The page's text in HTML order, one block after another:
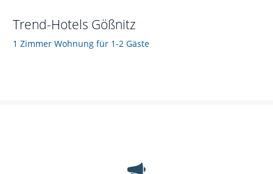
Trend-Hotels Gößnitz
1 Zimmer Wohnung für 1-2 Gäste